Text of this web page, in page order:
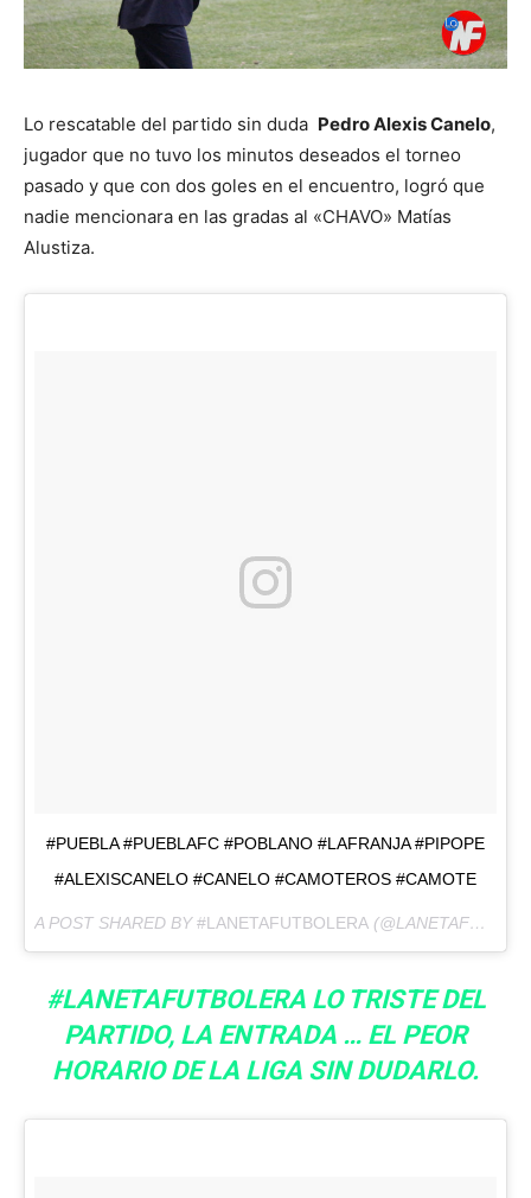
Lo rescatable del partido sin duda Pedro Alexis Canelo,
jugador que no tuvo los minutos deseados el torneo
pasado y que con dos goles en el encuentro, logró que
nadie mencionara en las gradas al «CHAVO» Matías
Alustiza.
#PUEBLA #PUEBLAFC #POBLANO #LAFRANJA #PIPOPE
#ALEXISCANELO #CANELO #CAMOTEROS #CAMOTE
A POST SHARED BY#LANETAFUTBOLERA (@LANETAFUTBOLERA) ON
#LANETAFUTBOLERA LO TRISTE DEL
PARTIDO, LA ENTRADA … EL PEOR
HORARIO DE LA LIGA SIN DUDARLO.